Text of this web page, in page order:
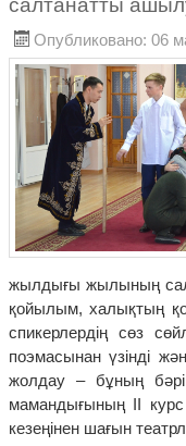
салтанатты
Опубликовано: 06
жылдығы жылының
қойылым, халықтың
спикерлердің сөз
поэмасынан үзінді
жолдау – бұның бәрі
мамандығының ІІ
кезеңінен шағын